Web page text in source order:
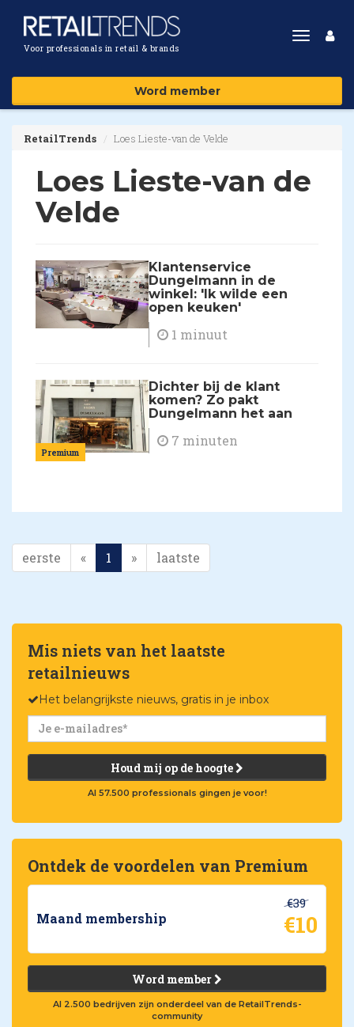
Voor professionals in retail & brands
Toggle
Word member
RetailTrends Loes Lieste-van de Velde
Loes Lieste-van de
Velde
Klantenservice
Dungelmann in de
winkel: 'Ik wilde een
open keuken'
1 minuut
Premium
Dichter bij de klant
komen? Zo pakt
Dungelmann het aan
7 minuten
eerste « 1 » laatste
Mis niets van het laatste
retailnieuws
Het belangrijkste nieuws, gratis in je inbox
Houd mij op de hoogte
Al 57.500 professionals gingen je voor!
Ontdek de voordelen van Premium
Maand membership
€39
€10
Word member
Al 2.500 bedrijven zijn onderdeel van de RetailTrends-
community